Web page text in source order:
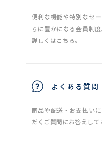
便利な機能や特別なセ
らに豊かになる会員制
詳しくはこちら。
よくある質問
商品や配送・お支払い
だくご質問にお答えして